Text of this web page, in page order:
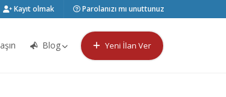
Kayıt olmak Parolanızı mı unuttunuz
Blog Yeni İlan Ver